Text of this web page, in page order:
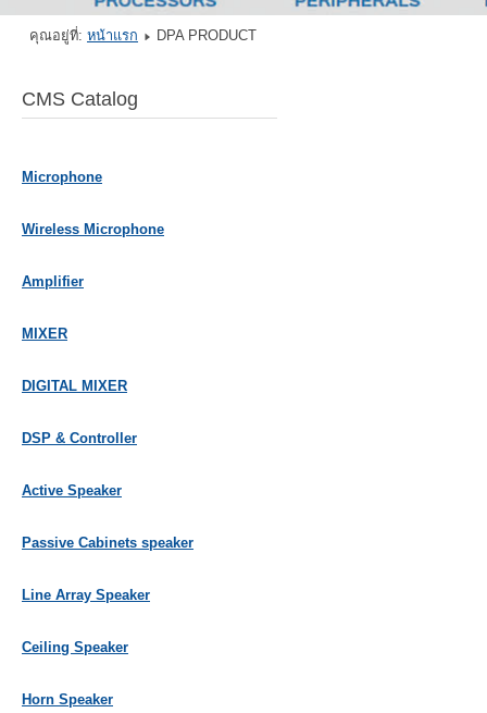
คุณอยู่ที่: หน้าแรก DPA PRODUCT
CMS Catalog
Microphone
Wireless Microphone
Amplifier
MIXER
DIGITAL MIXER
DSP & Controller
Active Speaker
Passive Cabinets speaker
Line Array Speaker
Ceiling Speaker
Horn Speaker